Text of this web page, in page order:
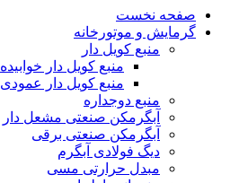
صفحه نخست
گرمایش و موتورخانه
منبع کویل دار
منبع کویل دار خوابیده
منبع کویل دار عمودی
منبع دوجداره
آبگرمکن صنعتی مشعل دار
آبگرمکن صنعتی برقی
دیگ فولادی آبگرم
مبدل حرارتی مسی